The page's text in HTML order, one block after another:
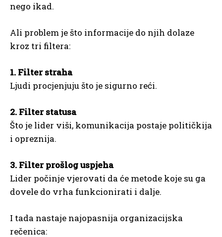
nego ikad.
Ali problem je što informacije do njih dolaze
kroz tri filtera:
1. Filter straha
Ljudi procjenjuju što je sigurno reći.
2. Filter statusa
Što je lider viši, komunikacija postaje političkija
i opreznija.
3. Filter prošlog uspjeha
Lider počinje vjerovati da će metode koje su ga
dovele do vrha funkcionirati i dalje.
I tada nastaje najopasnija organizacijska
rečenica: